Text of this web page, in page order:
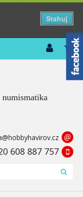
Stahuj
@
608 887 757